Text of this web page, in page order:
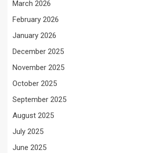
March 2026
February 2026
January 2026
December 2025
November 2025
October 2025
September 2025
August 2025
July 2025
June 2025